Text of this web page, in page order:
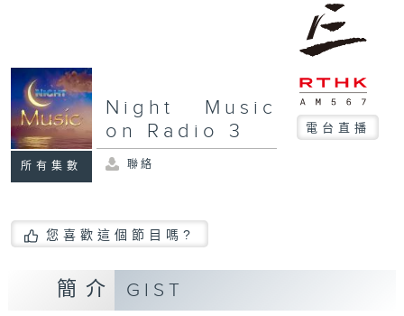
所有集數
Night Music
on Radio 3
電台直播
聯絡
您喜歡這個節目嗎?
簡介 GIST